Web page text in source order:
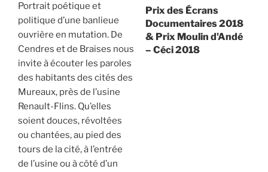
Portrait poétique et
politique d’une banlieue
ouvrière en mutation. De
Cendres et de Braises nous
invite à écouter les paroles
des habitants des cités des
Mureaux, près de l’usine
Renault-Flins. Qu’elles
soient douces, révoltées
ou chantées, au pied des
tours de la cité, à l’entrée
de l’usine ou à côté d’un
Prix des Écrans
Documentaires 2018
& Prix Moulin d'Andé
– Céci 2018